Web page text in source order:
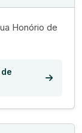
Honório de